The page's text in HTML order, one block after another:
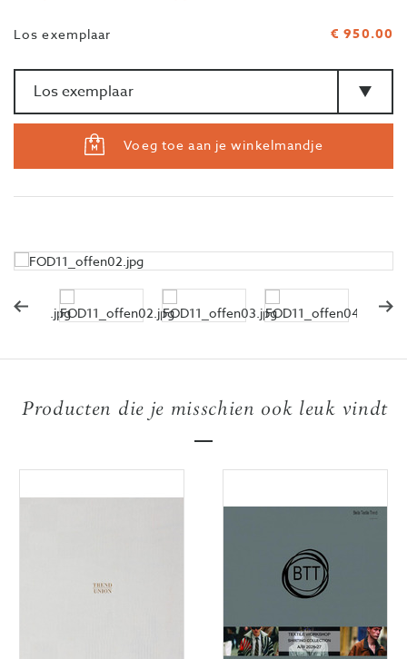
Los exemplaar
€ 950.00
Voeg toe aan je winkelmandje
Producten die je misschien ook leuk vindt